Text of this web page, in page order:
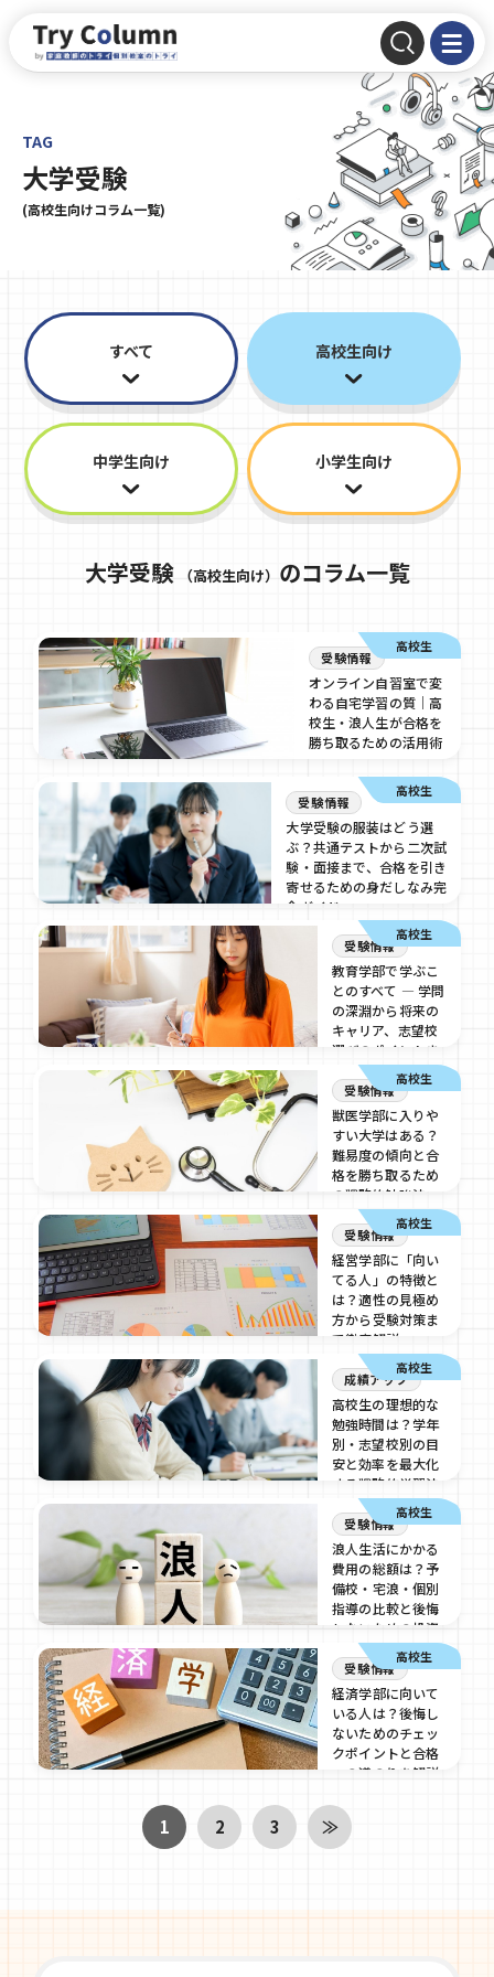
TAG
大学受験
(高校生向けコラム一覧)
すべて 高校生向け
中学生向け 小学生向け
大学受験 （高校生向け） のコラム一覧
高校生
受験情報
オンライン自習室で変
わる自宅学習の質｜高
校生・浪人生が合格を
勝ち取るための活用術
高校生
受験情報
大学受験の服装はどう選
ぶ？共通テストから二次試
験・面接まで、合格を引き
寄せるための身だしなみ完
全ガイド
2026/08/3
高校生
受験情報
教育学部で学ぶこ
とのすべて ― 学問
の深淵から将来の
キャリア、志望校
選びのポイントま
2026/07/17
高校生
受験情報
獣医学部に入りや
すい大学はある？
難易度の傾向と合
格を勝ち取るため
の戦略的勉強法
2026/07/16
高校生
受験情報
経営学部に「向い
てる人」の特徴と
は？適性の見極め
方から受験対策ま
で徹底解説
2026/07/16
高校生
成績アップ
高校生の理想的な
勉強時間は？学年
別・志望校別の目
安と効率を最大化
する戦略的学習法
2026/07/16
高校生
受験情報
浪人生活にかかる
費用の総額は？予
備校・宅浪・個別
指導の比較と後悔
しないための投資
判断
2026/07/16
高校生
受験情報
経済学部に向いて
いる人は？後悔し
ないためのチェッ
クポイントと合格
への道のりを解説
1 2 3 ≫